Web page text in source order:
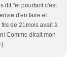
dit "et pourtant c'est
d'en faire et
de 21mois avait à
Comme dirait mon
)